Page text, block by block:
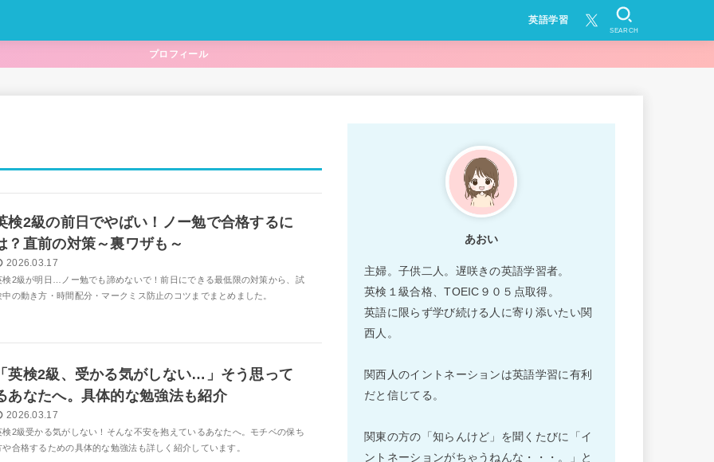
英語学習
SEARCH
プロフィール
検2級の前日でやばい！ノー勉で合格するに
？直前の対策～裏ワザも～
2026.03.17
検2級が明日…ノー勉でも諦めないで！前日にできる最低限の対策から、試
中の動き方・時間配分・マークミス防止のコツまでまとめました。
英検2級、受かる気がしない…」そう思って
あなたへ。具体的な勉強法も紹介
2026.03.17
検2級受かる気がしない！そんな不安を抱えているあなたへ。モチベの保ち
や合格するための具体的な勉強法も詳しく紹介しています。
あおい
主婦。子供二人。遅咲きの英語学習者。
英検１級合格、TOEIC９０５点取得。
英語に限らず学び続ける人に寄り添いたい関
西人。
関西人のイントネーションは英語学習に有利
だと信じてる。
関東の方の「知らんけど」を聞くたびに「イ
ントネーションがちゃうねんな・・・。」と